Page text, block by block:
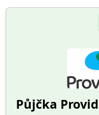
Půjčka